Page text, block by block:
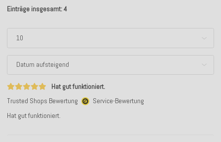
Einträge insgesamt: 4
Hat gut funktioniert.
Trusted Shops Bewertung
Service-Bewertung
Hat gut funktioniert.